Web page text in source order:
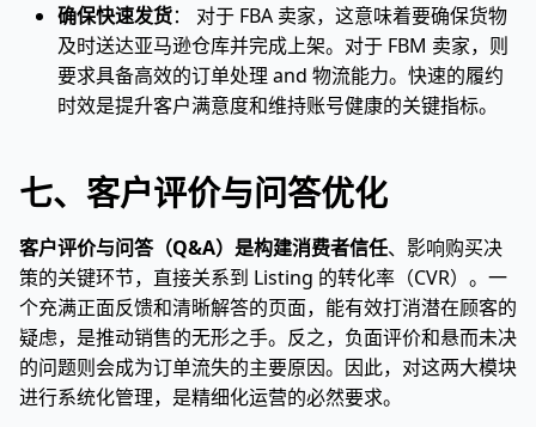
确保快速发货： 对于 FBA 卖家，这意味着要确保货物
及时送达亚马逊仓库并完成上架。对于 FBM 卖家，则
要求具备高效的订单处理 and 物流能力。快速的履约
时效是提升客户满意度和维持账号健康的关键指标。
七、客户评价与问答优化
客户评价与问答（Q&A）是构建消费者信任、影响购买决
策的关键环节，直接关系到 Listing 的转化率（CVR）。一
个充满正面反馈和清晰解答的页面，能有效打消潜在顾客的
疑虑，是推动销售的无形之手。反之，负面评价和悬而未决
的问题则会成为订单流失的主要原因。因此，对这两大模块
进行系统化管理，是精细化运营的必然要求。